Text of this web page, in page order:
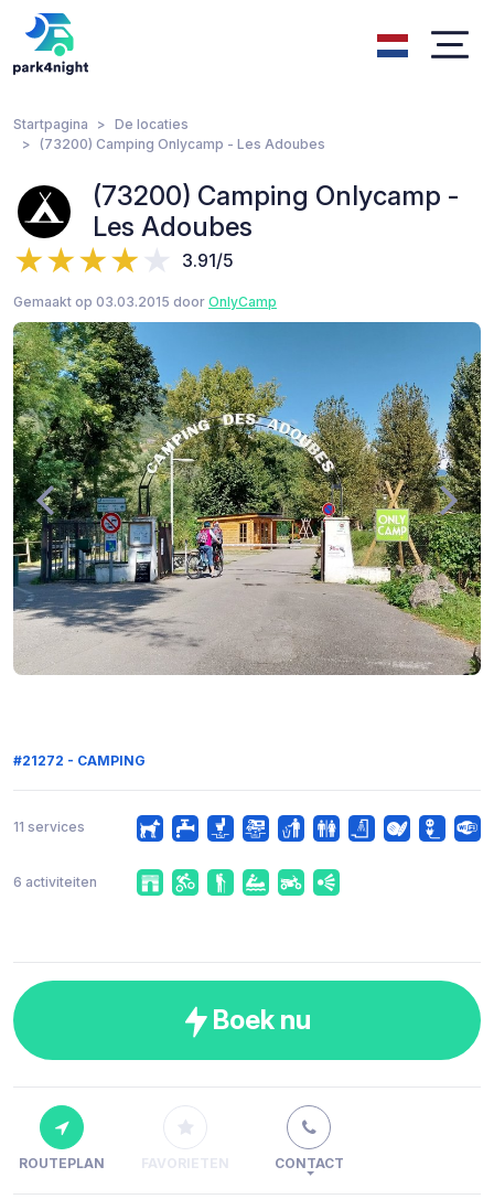
Startpagina
De locaties
(73200) Camping Onlycamp - Les Adoubes
(73200) Camping Onlycamp -
Les Adoubes
3.91/5
Gemaakt op 03.03.2015 door OnlyCamp
#21272 - CAMPING
11 services
6 activiteiten
Boek nu
ROUTEPLAN FAVORIETEN CONTACT